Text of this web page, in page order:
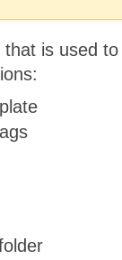
is used